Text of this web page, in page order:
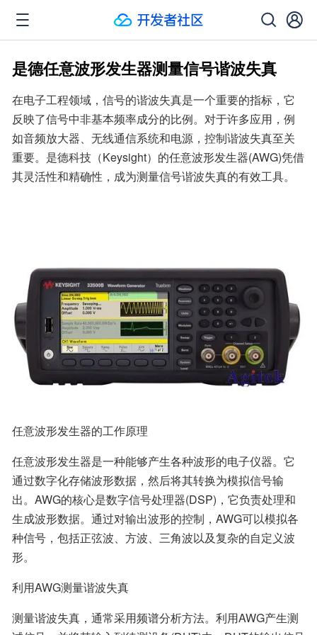
是德任意波形发生器测量信号谐波失真
在电子工程领域，信号的谐波失真是一个重要的指标，它
反映了信号中非基本频率成分的比例。对于许多应用，例
如音频放大器、无线通信系统和电源，控制谐波失真至关
重要。是德科技（Keysight）的任意波形发生器(AWG)凭借
其灵活性和精确性，成为测量信号谐波失真的有效工具。
任意波形发生器的工作原理
任意波形发生器是一种能够产生各种波形的电子仪器。它
通过数字化存储波形数据，然后将其转换为模拟信号输
出。AWG的核心是数字信号处理器(DSP)，它负责处理和
生成波形数据。通过对输出波形的控制，AWG可以模拟各
种信号，包括正弦波、方波、三角波以及复杂的自定义波
形。
利用AWG测量谐波失真
测量谐波失真，通常采用频谱分析方法。利用AWG产生测